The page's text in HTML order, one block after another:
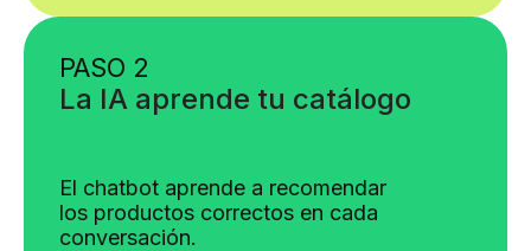
PASO 2
La IA aprende tu catálogo
El chatbot aprende a recomendar
los productos correctos en cada
conversación.